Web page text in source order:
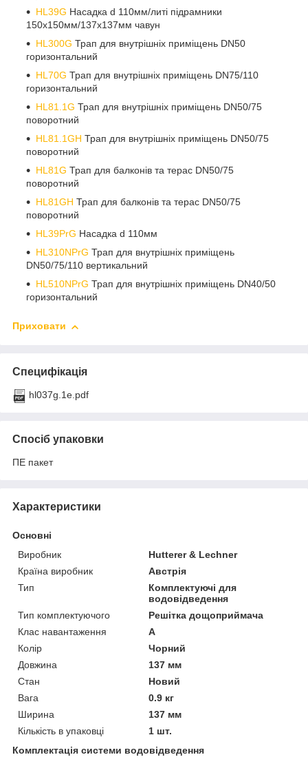
HL39G Насадка d 110мм/литі підрамники
150х150мм/137х137мм чавун
HL300G Трап для внутрішніх приміщень DN50
горизонтальний
HL70G Трап для внутрішніх приміщень DN75/110
горизонтальний
HL81.1G Трап для внутрішніх приміщень DN50/75
поворотний
HL81.1GH Трап для внутрішніх приміщень DN50/75
поворотний
HL81G Трап для балконів та терас DN50/75
поворотний
HL81GH Трап для балконів та терас DN50/75
поворотний
HL39PrG Насадка d 110мм
HL310NPrG Трап для внутрішніх приміщень
DN50/75/110 вертикальний
HL510NPrG Трап для внутрішніх приміщень DN40/50
горизонтальний
Приховати
Специфікація
hl037g.1e.pdf
Спосіб упаковки
ПЕ пакет
Характеристики
Основні
Виробник
Hutterer & Lechner
Країна виробник
Австрія
Тип
Комплектуючі для
водовідведення
Тип комплектуючого
Решітка дощоприймача
Клас навантаження
А
Колір
Чорний
Довжина
137 мм
Стан
Новий
Вага
0.9 кг
Ширина
137 мм
Кількість в упаковці
1 шт.
Комплектація системи водовідведення